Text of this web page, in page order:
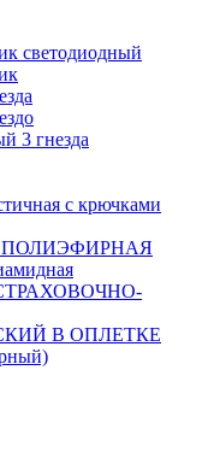
светодиодный
3 гнезда
с крючками
ПОЛИЭФИРНАЯ
В ОПЛЕТКЕ